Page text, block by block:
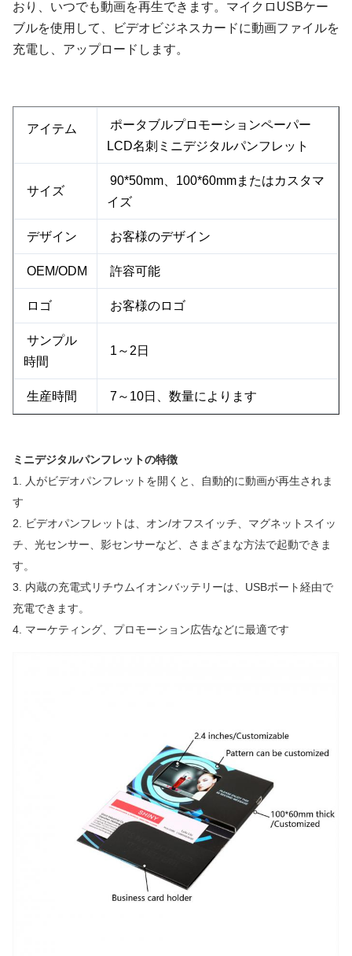
おり、いつでも動画を再生できます。マイクロUSBケー
ブルを使用して、ビデオビジネスカードに動画ファイルを
充電し、アップロードします。
アイテム
ポータブルプロモーションペーパー
LCD名刺ミニデジタルパンフレット
サイズ
90*50mm、100*60mmまたはカスタマ
イズ
デザイン お客様のデザイン
OEM/ODM 許容可能
ロゴ お客様のロゴ
サンプル
時間
1～2日
生産時間 7～10日、数量によります
ミニデジタルパンフレットの特徴
1. 人がビデオパンフレットを開くと、自動的に動画が再生されま
す
2. ビデオパンフレットは、オン/オフスイッチ、マグネットスイッ
チ、光センサー、影センサーなど、さまざまな方法で起動できま
す。
3. 内蔵の充電式リチウムイオンバッテリーは、USBポート経由で
充電できます。
4. マーケティング、プロモーション広告などに最適です